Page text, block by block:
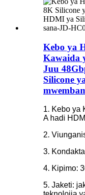
Kebo ya
Kawaida
Juu
Silicone
1. Kebo ya
A hadi
2.
3.
4. Kipimo:
5. Jaketi: